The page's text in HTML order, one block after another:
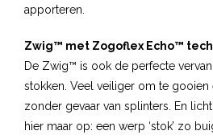
apporteren.
Zwig™ met Zogoflex Echo™
De Zwig™ is ook de perfecte
stokken. Veel veiliger om te gooien
zonder gevaar van splinters. En
hier maar op: een werp ‘stok’ zo